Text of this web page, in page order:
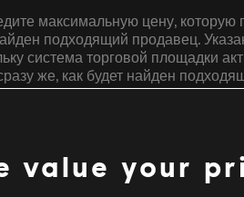
максимальную цену, которую
подходящий продавец.
система торговой площадки
же, как будет найден
value your